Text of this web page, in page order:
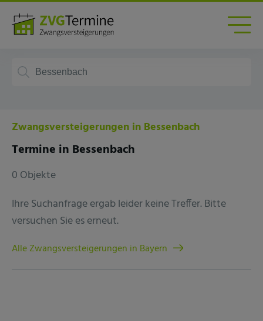
Zwangsversteigerungen in Bessenbach
Termine in Bessenbach
0 Objekte
Ihre Suchanfrage ergab leider keine Treffer. Bitte
versuchen Sie es erneut.
Alle Zwangsversteigerungen in Bayern